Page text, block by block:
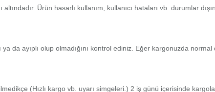
Ürün hasarlı kullanım, kullanıcı hataları vb. durumlar
da ayıplı olup olmadığını kontrol ediniz. Eğer kargonuzda
(Hızlı kargo vb. uyarı simgeleri.) 2 iş günü içerisinde